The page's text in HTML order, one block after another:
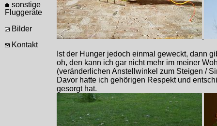
sonstige
Fluggeräte
Bilder
Kontakt
Ist der Hunger jedoch einmal geweckt, dann
oh, den kann ich gar nicht mehr im meiner
(veränderlichen Anstellwinkel zum Steigen /
Davor hatte ich gehörigen Respekt und
gesorgt hat.